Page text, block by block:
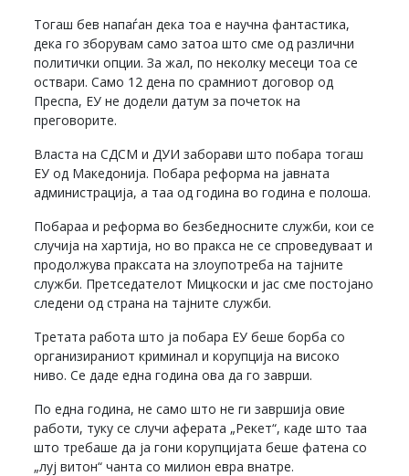
Тогаш бев напаѓан дека тоа е научна фантастика,
дека го зборувам само затоа што сме од различни
политички опции. За жал, по неколку месеци тоа се
оствари. Само 12 дена по срамниот договор од
Преспа, ЕУ не додели датум за почеток на
преговорите.
Власта на СДСМ и ДУИ заборави што побара тогаш
ЕУ од Македонија. Побара реформа на јавната
администрација, а таа од година во година е полоша.
Побараа и реформа во безбедносните служби, кои се
случија на хартија, но во пракса не се спроведуваат и
продолжува праксата на злоупотреба на тајните
служби. Претседателот Мицкоски и јас сме постојано
следени од страна на тајните служби.
Третата работа што ја побара ЕУ беше борба со
организираниот криминал и корупција на високо
ниво. Се даде една година ова да го заврши.
По една година, не само што не ги завршија овие
работи, туку се случи аферата „Рекет“, каде што таа
што требаше да ја гони корупцијата беше фатена со
„луј витон“ чанта со милион евра внатре.